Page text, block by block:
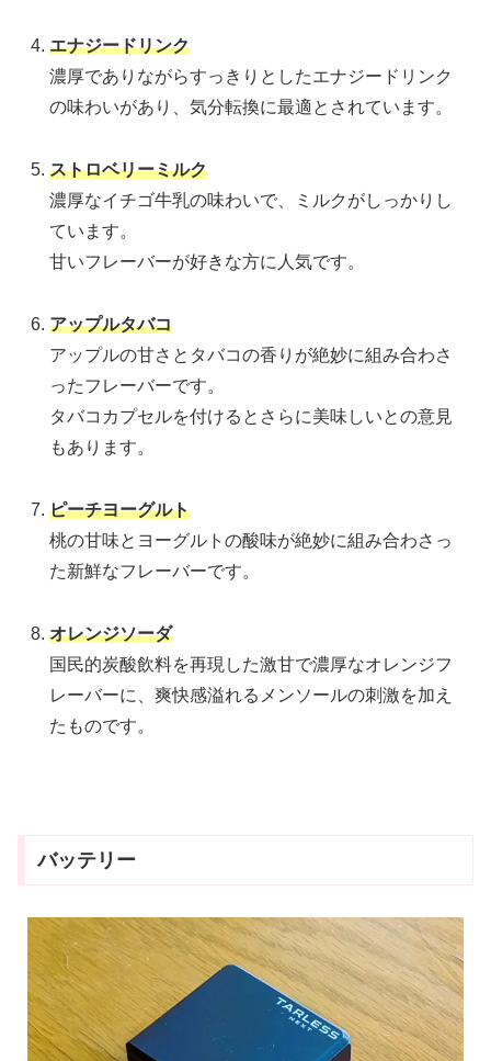
エナジードリンク
濃厚でありながらすっきりとしたエナジードリンク
の味わいがあり、気分転換に最適とされています。
ストロベリーミルク
濃厚なイチゴ牛乳の味わいで、ミルクがしっかりし
ています。
甘いフレーバーが好きな方に人気です。
アップルタバコ
アップルの甘さとタバコの香りが絶妙に組み合わさ
ったフレーバーです。
タバコカプセルを付けるとさらに美味しいとの意見
もあります。
ピーチヨーグルト
桃の甘味とヨーグルトの酸味が絶妙に組み合わさっ
た新鮮なフレーバーです。
オレンジソーダ
国民的炭酸飲料を再現した激甘で濃厚なオレンジフ
レーバーに、爽快感溢れるメンソールの刺激を加え
たものです。
バッテリー